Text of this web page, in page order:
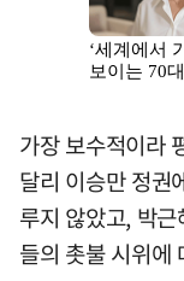
가장 보수적이라
달리 이승만 정권
루지 않았고, 박
들의 촛불 시위에